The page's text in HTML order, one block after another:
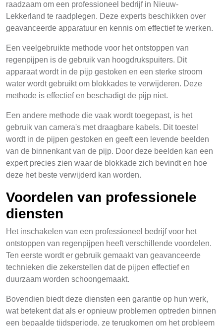
raadzaam om een professioneel bedrijf in Nieuw-
Lekkerland te raadplegen. Deze experts beschikken over
geavanceerde apparatuur en kennis om effectief te werken.
Een veelgebruikte methode voor het ontstoppen van
regenpijpen is de gebruik van hoogdrukspuiters. Dit
apparaat wordt in de pijp gestoken en een sterke stroom
water wordt gebruikt om blokkades te verwijderen. Deze
methode is effectief en beschadigt de pijp niet.
Een andere methode die vaak wordt toegepast, is het
gebruik van camera's met draagbare kabels. Dit toestel
wordt in de pijpen gestoken en geeft een levende beelden
van de binnenkant van de pijp. Door deze beelden kan een
expert precies zien waar de blokkade zich bevindt en hoe
deze het beste verwijderd kan worden.
Voordelen van professionele
diensten
Het inschakelen van een professioneel bedrijf voor het
ontstoppen van regenpijpen heeft verschillende voordelen.
Ten eerste wordt er gebruik gemaakt van geavanceerde
technieken die zekerstellen dat de pijpen effectief en
duurzaam worden schoongemaakt.
Bovendien biedt deze diensten een garantie op hun werk,
wat betekent dat als er opnieuw problemen optreden binnen
een bepaalde tijdsperiode, ze terugkomen om het probleem